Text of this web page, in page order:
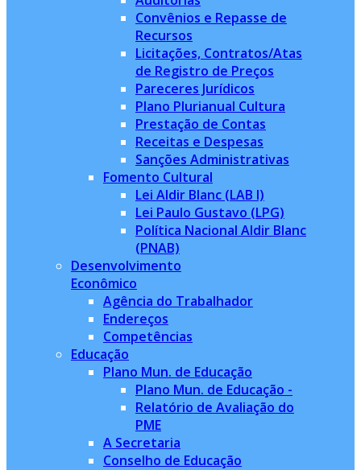
Convênios e Repasse de
Recursos
Licitações, Contratos/Atas
de Registro de Preços
Pareceres Jurídicos
Plano Plurianual Cultura
Prestação de Contas
Receitas e Despesas
Sanções Administrativas
Fomento Cultural
Lei Aldir Blanc (LAB I)
Lei Paulo Gustavo (LPG)
Política Nacional Aldir Blanc
(PNAB)
Desenvolvimento
Econômico
Agência do Trabalhador
Endereços
Competências
Educação
Plano Mun. de Educação
Plano Mun. de Educação -
Relatório de Avaliação do
PME
A Secretaria
Conselho de Educação